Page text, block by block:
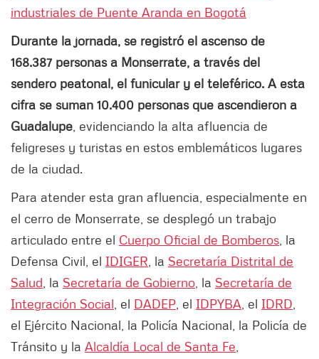
industriales de Puente Aranda en Bogotá
Durante la jornada, se registró el ascenso de
168.387 personas a Monserrate, a través del
sendero peatonal, el funicular y el teleférico. A esta
cifra se suman 10.400 personas que ascendieron a
Guadalupe , evidenciando la alta afluencia de
feligreses y turistas en estos emblemáticos lugares
de la ciudad.
Para atender esta gran afluencia, especialmente en
el cerro de Monserrate, se desplegó un trabajo
articulado entre el Cuerpo Oficial de Bomberos , la
Defensa Civil, el IDIGER , la Secretaría Distrital de
Salud , la Secretaría de Gobierno , la Secretaría de
Integración Social , el DADEP , el IDPYBA , el IDRD
el Ejército Nacional, la Policía Nacional, la Policía de
Tránsito y la Alcaldía Local de Santa Fe